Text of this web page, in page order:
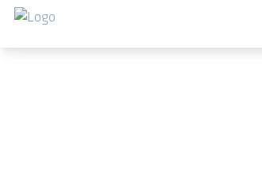
Przejdź do głównej zawartości